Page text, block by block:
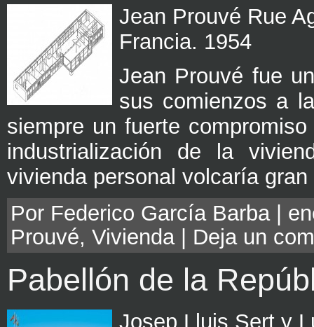
Jean Prouvé Rue
Francia. 1954
Jean Prouvé fue
sus comienzos a
siempre un fuerte
industrialización de la
vivienda personal volcaría
Por Federico García Barba |
Prouvé, Vivienda| Deja un
Pabellón de la
Josep Lluis Sert y